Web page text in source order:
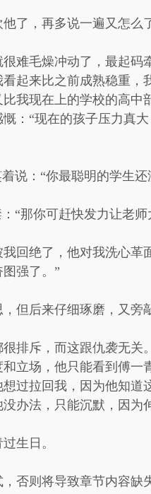
了，再多说一遍又怎么
难毛燥冲动了，最起
起来比之前成熟稳重
我现在上的学校的高
：“现在的孩子压力真
说：“你最聪明的学生还
“那你可赶快发力让老
回绝了，他对我洗心
强了。”
但后来仔细琢磨，又旁
排斥，而这跟仇袭无
立场，他只能看到傅
过拉回我，因为他知
办法，只能沉默，因
生日。
否则将导致章节内容缺